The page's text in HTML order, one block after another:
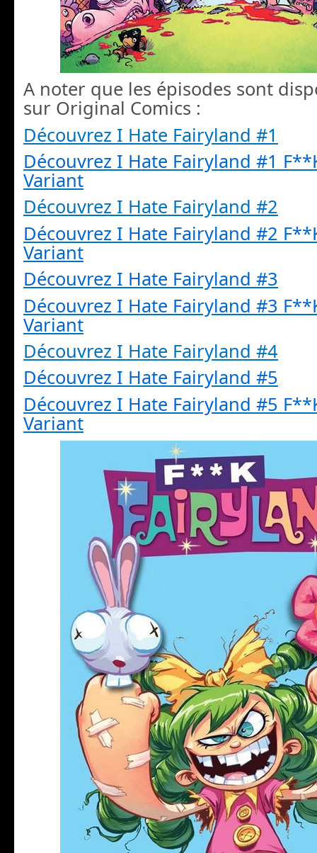
A noter que les épisodes sont
sur Original Comics :
Découvrez I Hate Fairyland #1
Découvrez I Hate Fairyland #1
Variant
Découvrez I Hate Fairyland #2
Découvrez I Hate Fairyland #2
Variant
Découvrez I Hate Fairyland #3
Découvrez I Hate Fairyland #3
Variant
Découvrez I Hate Fairyland #4
Découvrez I Hate Fairyland #5
Découvrez I Hate Fairyland #5
Variant